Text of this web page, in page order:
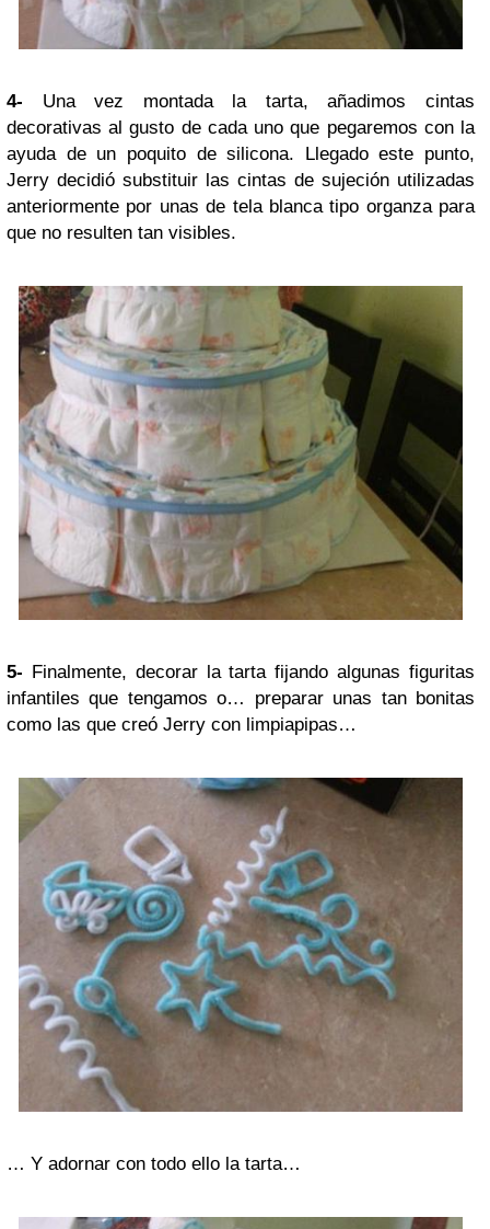
4- Una vez montada la tarta, añadimos cintas
decorativas al gusto de cada uno que pegaremos con la
ayuda de un poquito de silicona. Llegado este punto,
Jerry decidió substituir las cintas de sujeción utilizadas
anteriormente por unas de tela blanca tipo organza para
que no resulten tan visibles.
5- Finalmente, decorar la tarta fijando algunas figuritas
infantiles que tengamos o… preparar unas tan bonitas
como las que creó Jerry con limpiapipas…
… Y adornar con todo ello la tarta…